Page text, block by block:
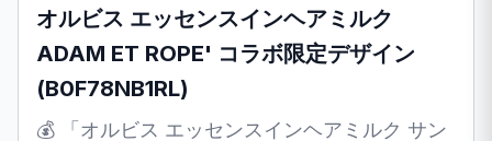
オルビス エッセンスインヘアミルク
ADAM ET ROPE' コラボ限定デザイン
(B0F78NB1RL)
💰 「オルビス エッセンスインヘアミルク サン